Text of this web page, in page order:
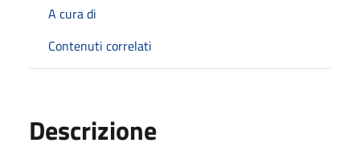
A cura di
Contenuti correlati
Descrizione